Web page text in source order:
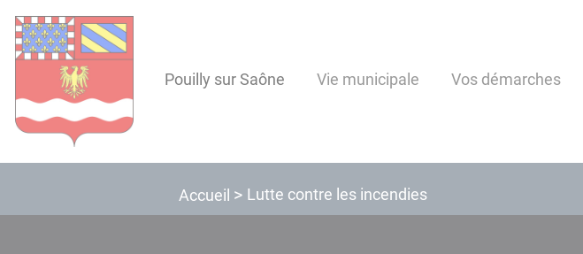
d'accès
rapide
menu
d'accès
rapide
contenu
principal
d'accès
rapide
recherche
d'accès
rapide
pied
de
Pouilly sur Saône Vie municipale Vos démarches
Accueil Lutte contre les incendies
Panneau de gestion des cookies